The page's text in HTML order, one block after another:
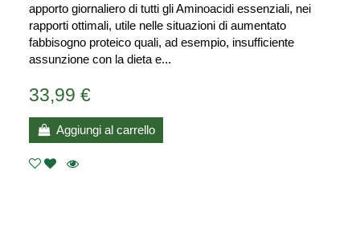
apporto giornaliero di tutti gli Aminoacidi essenziali, nei
rapporti ottimali, utile nelle situazioni di aumentato
fabbisogno proteico quali, ad esempio, insufficiente
assunzione con la dieta e...
33,99 €
Aggiungi al carrello